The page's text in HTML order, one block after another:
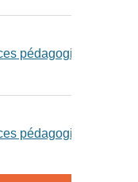
pédagogiques
pédagogiques